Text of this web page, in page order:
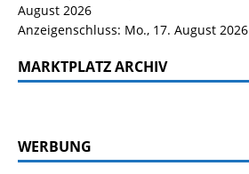
August 2026
Anzeigenschluss: Mo., 17. August 2026
MARKTPLATZ ARCHIV
WERBUNG